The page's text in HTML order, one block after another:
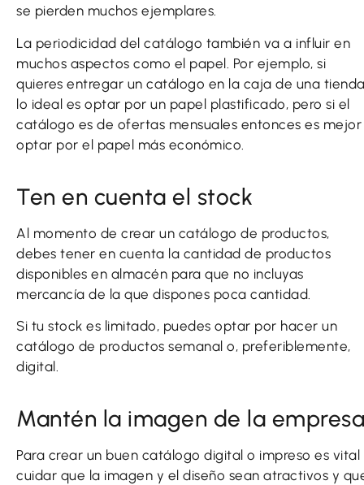
se pierden muchos ejemplares.
La periodicidad del catálogo también va a influir en
muchos aspectos como el papel. Por ejemplo, si
quieres entregar un catálogo en la caja de una
lo ideal es optar por un papel plastificado, pero si el
catálogo es de ofertas mensuales entonces es mejor
optar por el papel más económico.
Ten en cuenta el stock
Al momento de crear un catálogo de productos,
debes tener en cuenta la cantidad de productos
disponibles en almacén para que no incluyas
mercancía de la que dispones poca cantidad.
Si tu stock es limitado, puedes optar por hacer un
catálogo de productos semanal o, preferiblemente,
digital.
Mantén la imagen de la empresa
Para crear un buen catálogo digital o impreso es vital
cuidar que la imagen y el diseño sean atractivos y